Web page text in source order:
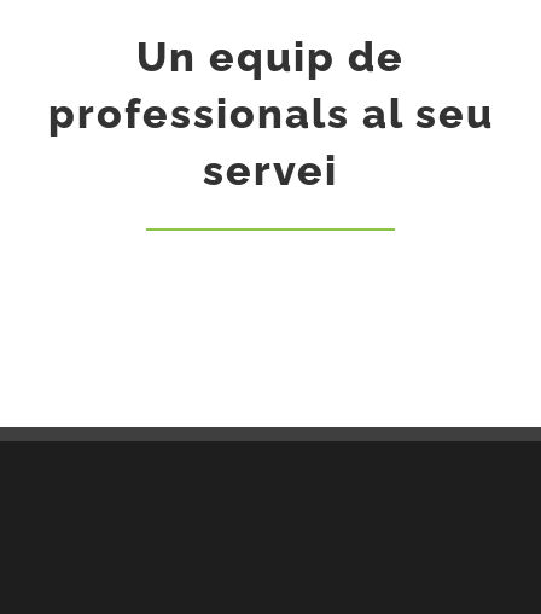
Un equip de
professionals al seu
servei